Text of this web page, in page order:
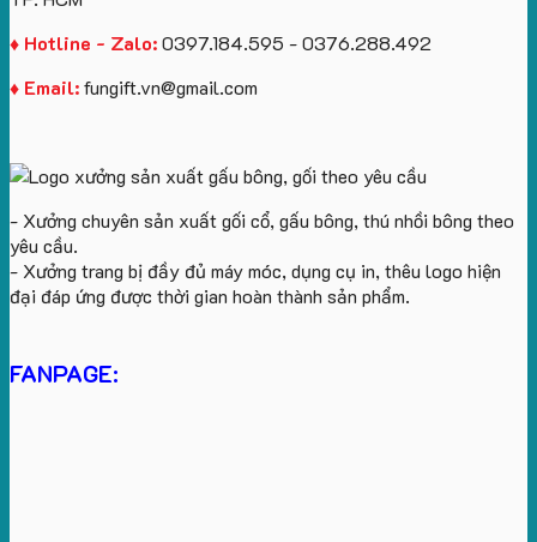
♦ Hotline - Zalo:0397.184.595 - 0376.288.492
♦ Email:fungift.vn@gmail.com
- Xưởng chuyên sản xuất gối cổ, gấu bông, thú nhồi bông theo
yêu cầu.
- Xưởng trang bị đầy đủ máy móc, dụng cụ in, thêu logo hiện
đại đáp ứng được thời gian hoàn thành sản phẩm.
FANPAGE: